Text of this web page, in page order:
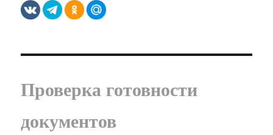
Проверка готовности
документов